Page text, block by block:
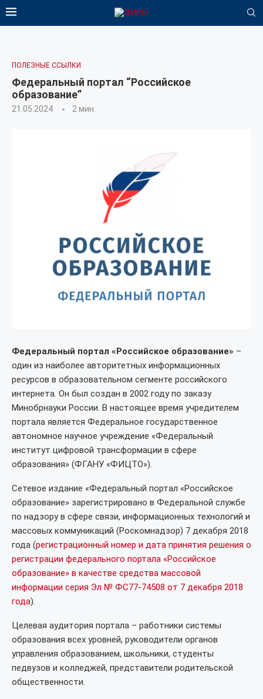
ПОЛЕЗНЫЕ ССЫЛКИ
Федеральный портал “Российское
образование”
21.05.2024 2 мин.
Федеральный портал «Российское образование» –
один из наиболее авторитетных информационных
ресурсов в образовательном сегменте российского
интернета. Он был создан в 2002 году по заказу
Минобрнауки России. В настоящее время учредителем
портала является Федеральное государственное
автономное научное учреждение «Федеральный
институт цифровой трансформации в сфере
образования» (ФГАНУ «ФИЦТО»).
Сетевое издание «Федеральный портал «Российское
образование» зарегистрировано в Федеральной службе
по надзору в сфере связи, информационных технологий и
массовых коммуникаций (Роскомнадзор) 7 декабря 2018
года (регистрационный номер и дата принятия решения о
регистрации федерального портала «Российское
образование» в качестве средства массовой
информации серия Эл № ФС77-74508 от 7 декабря 2018
года).
Целевая аудитория портала – работники системы
образования всех уровней, руководители органов
управления образованием, школьники, студенты
педвузов и колледжей, представители родительской
общественности.